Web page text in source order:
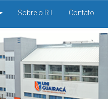
Sobre o R.I. Contato